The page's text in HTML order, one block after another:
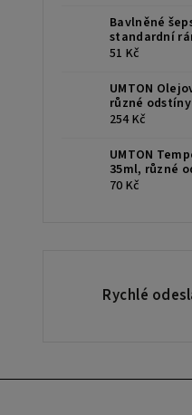
Bavlněné
standardní
51 Kč
UMTON
různé odstíny
254 Kč
UMTON
35ml, různé
70 Kč
Rychlé